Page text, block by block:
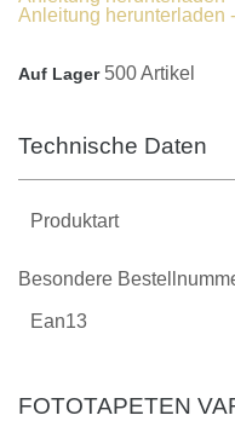
Anleitung herunterladen
Auf Lager 500 Artikel
Technische Daten
Produktart
Besondere
Ean13
FOTOTAPETEN